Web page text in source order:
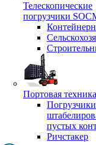
Телескопические
погрузчики
Портовая
пустых
Ричстакер